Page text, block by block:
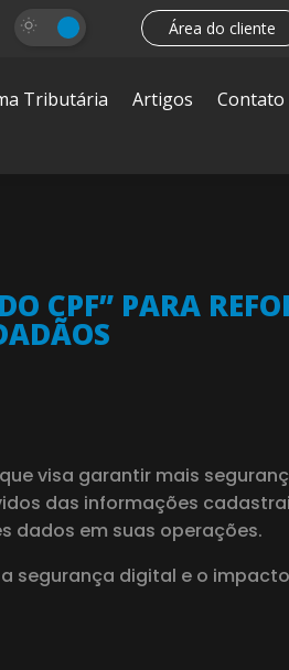
Área do cliente
Tributária Artigos
Contato
CPF” PARA
visa garantir mais
das informações
dados em suas operações.
segurança digital e o